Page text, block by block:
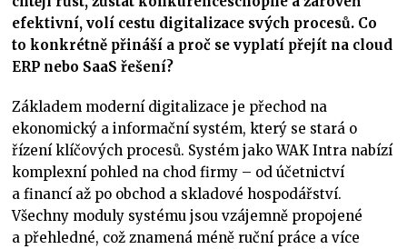
efektivní, volí cestu digitalizace svých procesů. Co
to konkrétně přináší a proč se vyplatí přejít na cloud
ERP nebo SaaS řešení?
Základem moderní digitalizace je přechod na
ekonomický a informační systém, který se stará o
řízení klíčových procesů. Systém jako WAK Intra nabízí
komplexní pohled na chod firmy – od účetnictví
a financí až po obchod a skladové hospodářství.
Všechny moduly systému jsou vzájemně propojené
a přehledné, což znamená méně ruční práce a více